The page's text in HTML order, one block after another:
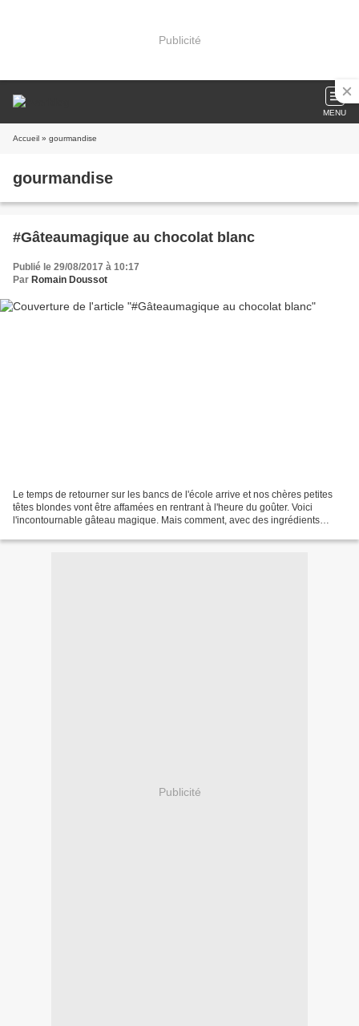
Publicité
MENU
Accueil » gourmandise
gourmandise
#Gâteaumagique au chocolat blanc
Publié le 29/08/2017 à 10:17
Par Romain Doussot
Le temps de retourner sur les bancs de l'école arrive et nos chères petites
têtes blondes vont être affamées en rentrant à l'heure du goûter. Voici
l'incontournable gâteau magique. Mais comment, avec des ingrédients
Publicité